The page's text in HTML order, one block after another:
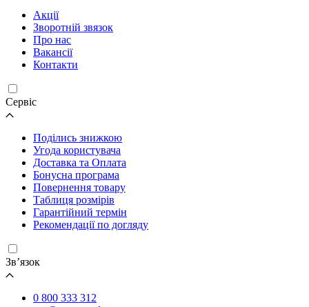
Акції
Зворотній звязок
Про нас
Вакансії
Контакти
Cервіс
Поділись знижкою
Угода користувача
Доставка та Оплата
Бонусна програма
Повернення товару
Таблиця розмірів
Гарантійний термін
Рекомендації по догляду
Зв’язок
0 800 333 312